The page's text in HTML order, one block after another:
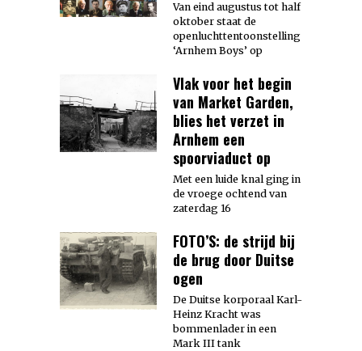
Van eind augustus tot half
oktober staat de
openluchttentoonstelling
‘Arnhem Boys’ op
Vlak voor het begin
van Market Garden,
blies het verzet in
Arnhem een
spoorviaduct op
Met een luide knal ging in
de vroege ochtend van
zaterdag 16
FOTO’S: de strijd bij
de brug door Duitse
ogen
De Duitse korporaal Karl-
Heinz Kracht was
bommenlader in een
Mark III tank